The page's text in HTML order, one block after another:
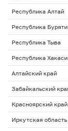
Республика Алтай
Республика
Республика Тыва
Республика
Алтайский край
Забайкальский
Красноярский край
Иркутская область